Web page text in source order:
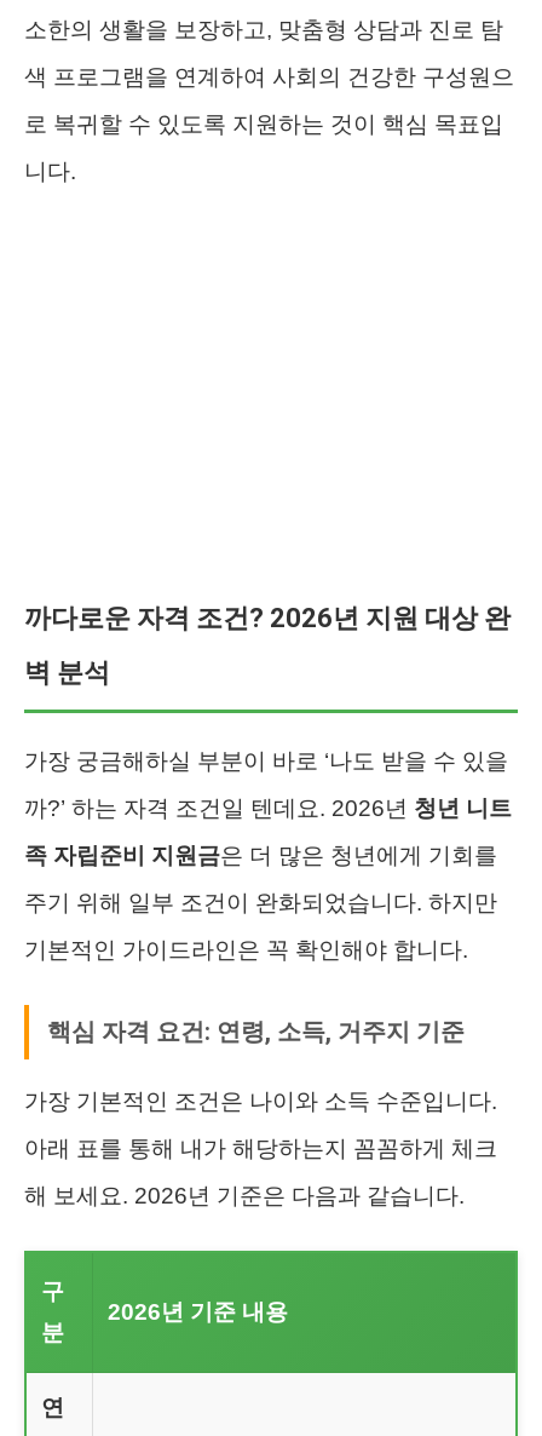
소한의 생활을 보장하고, 맞춤형 상담과 진로 탐
색 프로그램을 연계하여 사회의 건강한 구성원으
로 복귀할 수 있도록 지원하는 것이 핵심 목표입
니다.
까다로운 자격 조건? 2026년 지원 대상 완
벽 분석
가장 궁금해하실 부분이 바로 ‘나도 받을 수 있을
까?’ 하는 자격 조건일 텐데요. 2026년 청년 니트
족 자립준비 지원금은 더 많은 청년에게 기회를
주기 위해 일부 조건이 완화되었습니다. 하지만
기본적인 가이드라인은 꼭 확인해야 합니다.
핵심 자격 요건: 연령, 소득, 거주지 기준
가장 기본적인 조건은 나이와 소득 수준입니다.
아래 표를 통해 내가 해당하는지 꼼꼼하게 체크
해 보세요. 2026년 기준은 다음과 같습니다.
구
분
2026년 기준 내용
연